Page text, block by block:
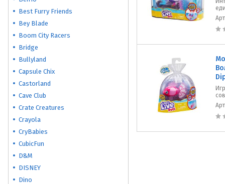
Best Furry Friends
Bey Blade
Boom City Racers
Bridge
Bullyland
Capsule Chix
Castorland
Cave Club
Crate Creatures
Crayola
CryBabies
CubicFun
D&M
DISNEY
Dino